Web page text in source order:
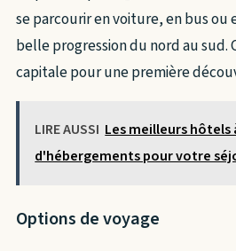
se parcourir en voiture, en bus ou
belle progression du nord au sud.
capitale pour une première
LIRE AUSSI Les meilleurs
d'hébergements pour votre
Options de voyage